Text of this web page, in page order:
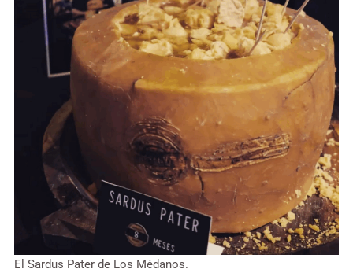
El Sardus Pater de Los Médanos.